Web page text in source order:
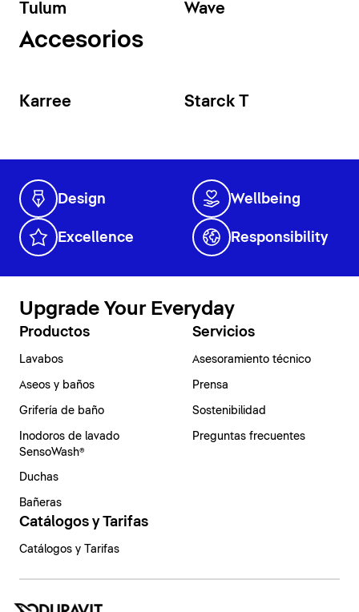
Tulum Wave
Accesorios
Karree Starck T
Design Wellbeing
Excellence Responsibility
Upgrade Your Everyday
Productos
Lavabos
Aseos y baños
Grifería de baño
Inodoros de lavado
SensoWash®
Duchas
Bañeras
Servicios
Asesoramiento técnico
Prensa
Sostenibilidad
Preguntas frecuentes
Catálogos y Tarifas
Catálogos y Tarifas